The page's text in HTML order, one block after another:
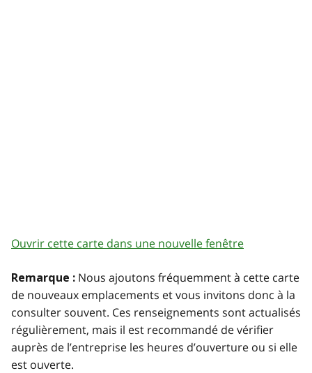
Ouvrir cette carte dans une nouvelle fenêtre
Remarque : Nous ajoutons fréquemment à cette carte
de nouveaux emplacements et vous invitons donc à la
consulter souvent. Ces renseignements sont actualisés
régulièrement, mais il est recommandé de vérifier
auprès de l’entreprise les heures d’ouverture ou si elle
est ouverte.